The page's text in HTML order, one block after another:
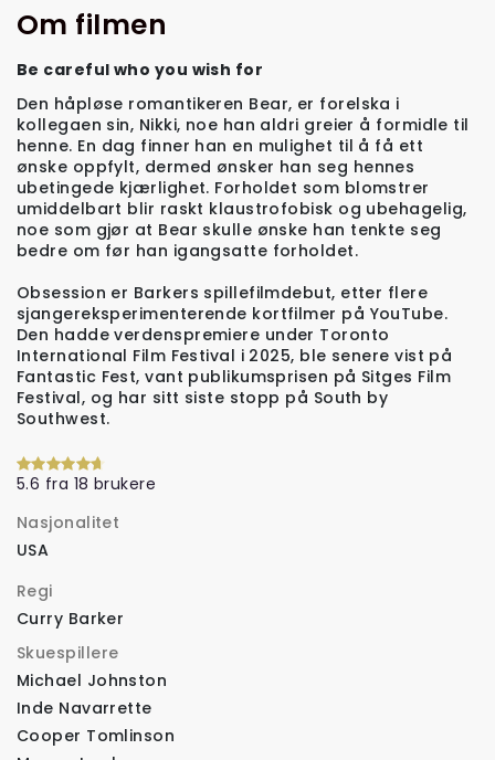
Om filmen
Be careful who you wish for
Den håpløse romantikeren Bear, er forelska i
kollegaen sin, Nikki, noe han aldri greier å formidle til
henne. En dag finner han en mulighet til å få ett
ønske oppfylt, dermed ønsker han seg hennes
ubetingede kjærlighet. Forholdet som blomstrer
umiddelbart blir raskt klaustrofobisk og ubehagelig,
noe som gjør at Bear skulle ønske han tenkte seg
bedre om før han igangsatte forholdet.
Obsession er Barkers spillefilmdebut, etter flere
sjangereksperimenterende kortfilmer på YouTube.
Den hadde verdenspremiere under Toronto
International Film Festival i 2025, ble senere vist på
Fantastic Fest, vant publikumsprisen på Sitges Film
Festival, og har sitt siste stopp på South by
Southwest.
5.6 fra 18 brukere
Nasjonalitet
USA
Regi
Curry Barker
Skuespillere
Michael Johnston
Inde Navarrette
Cooper Tomlinson